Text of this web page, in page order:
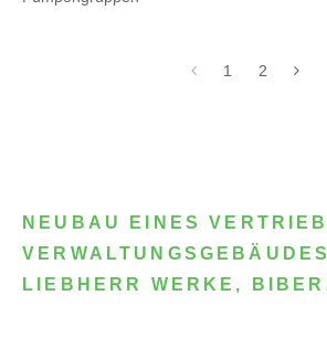
1 2
NEUBAU EINES
LIEBHERR WERKE,